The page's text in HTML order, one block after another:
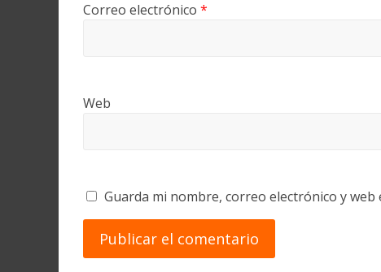
Correo electrónico *
Web
Guarda mi nombre, correo electrónico y